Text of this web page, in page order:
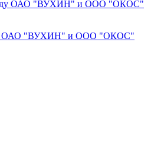
ОАО "ВУХИН" и ООО "ОКОС"